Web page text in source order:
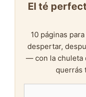
El té
10 páginas
despertar,
— con la chuleta
querrás